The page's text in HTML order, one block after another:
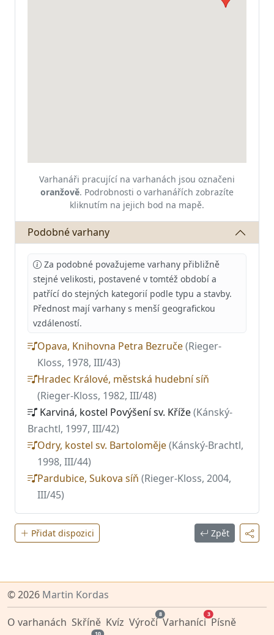
Varhanáři pracující na varhanách jsou označeni
oranžově. Podrobnosti o varhanářích zobrazíte
kliknutím na jejich bod na mapě.
Podobné varhany
Za podobné považujeme varhany přibližně
stejné velikosti, postavené v tomtéž období a
patřící do stejných kategorií podle typu a stavby.
Přednost mají varhany s menší geografickou
vzdáleností.
Opava, Knihovna Petra Bezruče(Rieger-
Kloss, 1978, III/43)
Hradec Králové, městská hudební síň
(Rieger-Kloss, 1982, III/48)
Karviná, kostel Povýšení sv. Kříže(Kánský-
Brachtl, 1997, III/42)
Odry, kostel sv. Bartoloměje(Kánský-Brachtl,
1998, III/44)
Pardubice, Sukova síň (Rieger-Kloss, 2004,
III/45)
Přidat dispozici Zpět
© 2026 Martin Kordas
O varhanách Skříně Kvíz Výročí
8
Varhaníci
3
Písně